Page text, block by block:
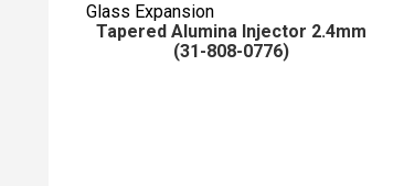
Glass Expansion
Tapered Alumina Injector 2.4mm
(31-808-0776)